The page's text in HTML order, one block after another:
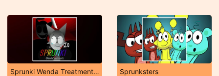
Sprunki Wenda Treatment 2.0 Sprunksters